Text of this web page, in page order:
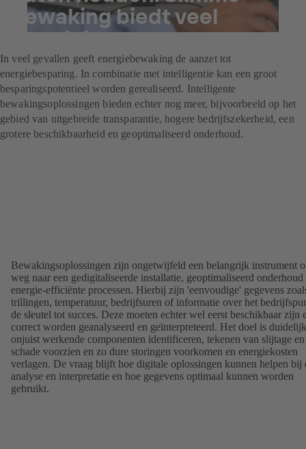
bewaking biedt veel
voordelen.
In veel gevallen geeft energiebewaking de aanzet tot
energiebesparing. In combinatie met intelligentie kan een groot
besparingspotentieel worden gerealiseerd. Intelligente
bewakingsoplossingen bieden echter nog meer, bijvoorbeeld op het
gebied van uitgebreide transparantie, hogere bedrijfszekerheid, een
grotere beschikbaarheid en geoptimaliseerd onderhoud.
Bewakingsoplossingen zijn ongetwijfeld een belangrijk instrument
weg naar een gedigitaliseerde installatie, geoptimaliseerd onderhoud
energie-efficiënte processen. Hierbij zijn 'eenvoudige' gegevens
trillingen, temperatuur, bedrijfsuren of informatie over het
de sleutel tot succes. Deze moeten echter wel eerst beschikbaar zijn
correct worden geanalyseerd en geïnterpreteerd. Het doel is
onjuist werkende componenten identificeren, tekenen van slijtage en
schade voorzien en zo dure storingen voorkomen en energiekosten
verlagen. De vraag blijft hoe digitale oplossingen kunnen helpen bij
analyse en interpretatie en hoe gegevens optimaal kunnen worden
gebruikt.